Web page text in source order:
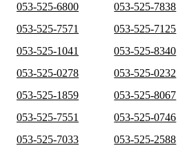
053-525-6800
053-525-7838
053-525-7571
053-525-7125
053-525-1041
053-525-8340
053-525-0278
053-525-0232
053-525-1859
053-525-8067
053-525-7551
053-525-0746
053-525-7033
053-525-2588